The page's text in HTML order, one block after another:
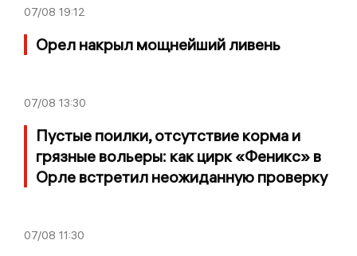
07/08 19:12
Орел накрыл мощнейший ливень
07/08 13:30
Пустые поилки, отсутствие корма и
грязные вольеры: как цирк «Феникс» в
Орле встретил неожиданную проверку
07/08 11:30